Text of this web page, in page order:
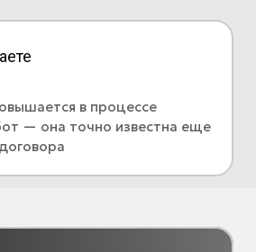
в процессе
— она точно известна еще